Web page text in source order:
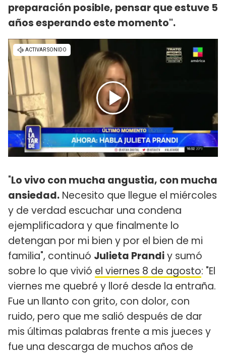
preparación posible, pensar que estuve 5
años esperando este momento".
"Lo vivo con mucha angustia, con mucha
ansiedad. Necesito que llegue el miércoles
y de verdad escuchar una condena
ejemplificadora y que finalmente lo
detengan por mi bien y por el bien de mi
familia", continuó Julieta Prandiy sumó
sobre lo que vivió el viernes 8 de agosto: "El
viernes me quebré y lloré desde la entraña.
Fue un llanto con grito, con dolor, con
ruido, pero que me salió después de dar
mis últimas palabras frente a mis jueces y
fue una descarga de muchos años de